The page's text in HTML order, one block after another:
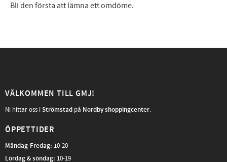
Bli den första att lämna ett omdöme.
VÄLKOMMEN TILL GMJ!
Ni hittar oss iStrömstad på Nordby shoppingcenter.
ÖPPETTIDER
Måndag-Fredag: 10-20
Lördag & söndag: 10-19